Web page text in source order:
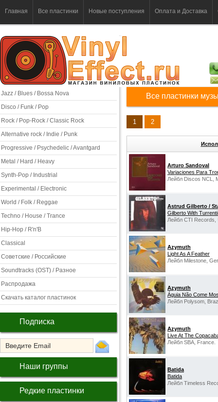
Главная Все пластинки Новые поступления Оплата и Доставка
Jazz / Blues / Bossa Nova
Disco / Funk / Pop
Rock / Pop-Rock / Classic Rock
Alternative rock / Indie / Punk
Progressive / Psychedelic / Avantgard
Metal / Hard / Heavy
Synth-Pop / Industrial
Experimental / Electronic
World / Folk / Reggae
Techno / House / Trance
Hip-Hop / R'n'B
Classical
Советские / Российские
Soundtracks (OST) / Разное
Распродажа
Скачать каталог пластинок
Подписка
Наши группы
Редкие пластинки
Все пластинки
1 2
Arturo Sandoval
Variaciones Para
Лейбл Discos NCL,
Astrud Gilberto /
Gilberto With
Лейбл CTI Records,
Azymuth
Light As A Feather
Лейбл Milestone,
Azymuth
Águia Não Come
Лейбл Polysom,
Azymuth
Live At The
Лейбл SBA, France.
Batida
Batida
Лейбл Timeless